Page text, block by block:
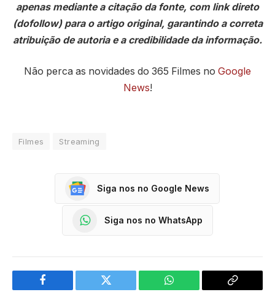
apenas mediante a citação da fonte, com link direto
(dofollow) para o artigo original, garantindo a correta
atribuição de autoria e a credibilidade da informação.
Não perca as novidades do 365 Filmes no Google
News!
Filmes Streaming
Siga nos no Google News
Siga nos no WhatsApp
Facebook Twitter WhatsApp Copy